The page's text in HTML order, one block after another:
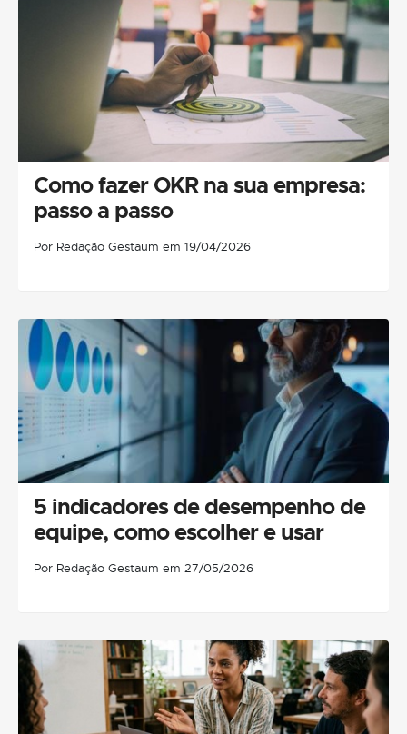
Como fazer OKR na sua empresa:
passo a passo
Por Redação Gestaum em 19/04/2026
5 indicadores de desempenho de
equipe, como escolher e usar
Por Redação Gestaum em 27/05/2026